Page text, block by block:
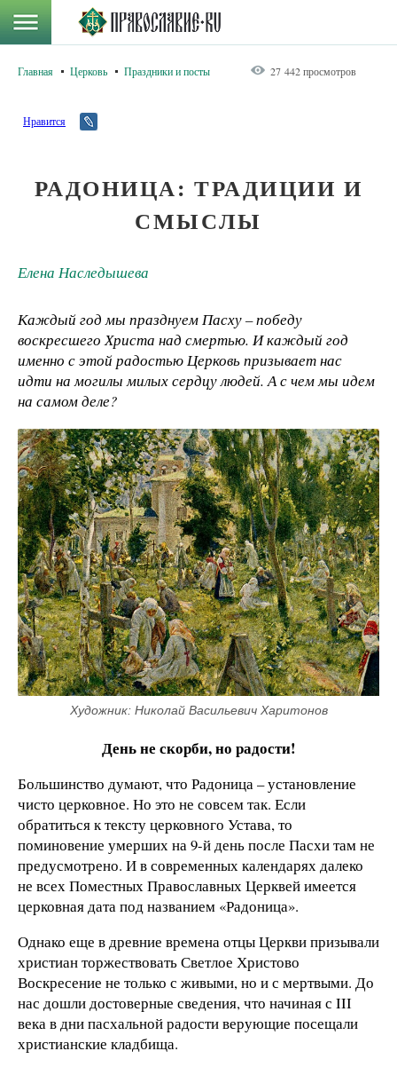
Главная Церковь Праздники и посты 27 442 просмотров
Нравится
РАДОНИЦА: ТРАДИЦИИ И
СМЫСЛЫ
Елена Наследышева
Каждый год мы празднуем Пасху – победу
воскресшего Христа над смертью. И каждый год
именно с этой радостью Церковь призывает нас
идти на могилы милых сердцу людей. А с чем мы идем
на самом деле?
Художник: Николай Васильевич Харитонов
День не скорби, но радости!
Большинство думают, что Радоница – установление
чисто церковное. Но это не совсем так. Если
обратиться к тексту церковного Устава, то
поминовение умерших на 9-й день после Пасхи там не
предусмотрено. И в современных календарях далеко
не всех Поместных Православных Церквей имеется
церковная дата под названием «Радоница».
Однако еще в древние времена отцы Церкви призывали
христиан торжествовать Светлое Христово
Воскресение не только с живыми, но и с мертвыми. До
нас дошли достоверные сведения, что начиная с III
века в дни пасхальной радости верующие посещали
христианские кладбища.